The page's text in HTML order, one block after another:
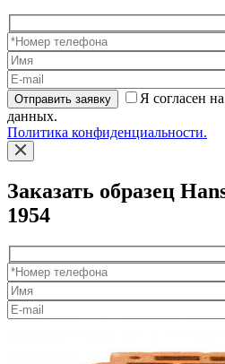
Отправить заявку
Я согласен
данных.
Политика конфиденциальности.
Заказать образец
1954